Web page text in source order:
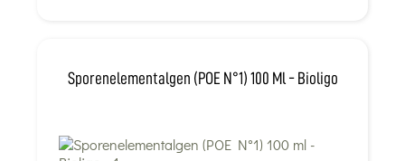
Sporenelementalgen (POE N°1) 100 Ml - Bioligo